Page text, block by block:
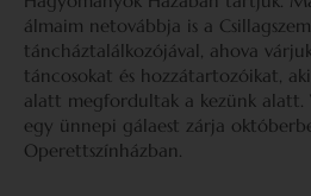
álmaim netovábbja is a
táncháztalálkozójával, ahova
táncosokat és hozzátartozóikat,
alatt megfordultak a kezünk alatt.
egy ünnepi gálaest zárja
Operettszínházban.